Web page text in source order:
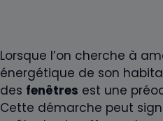
Lorsque l’on cherche à
énergétique de son
des fenêtres est une
Cette démarche peut